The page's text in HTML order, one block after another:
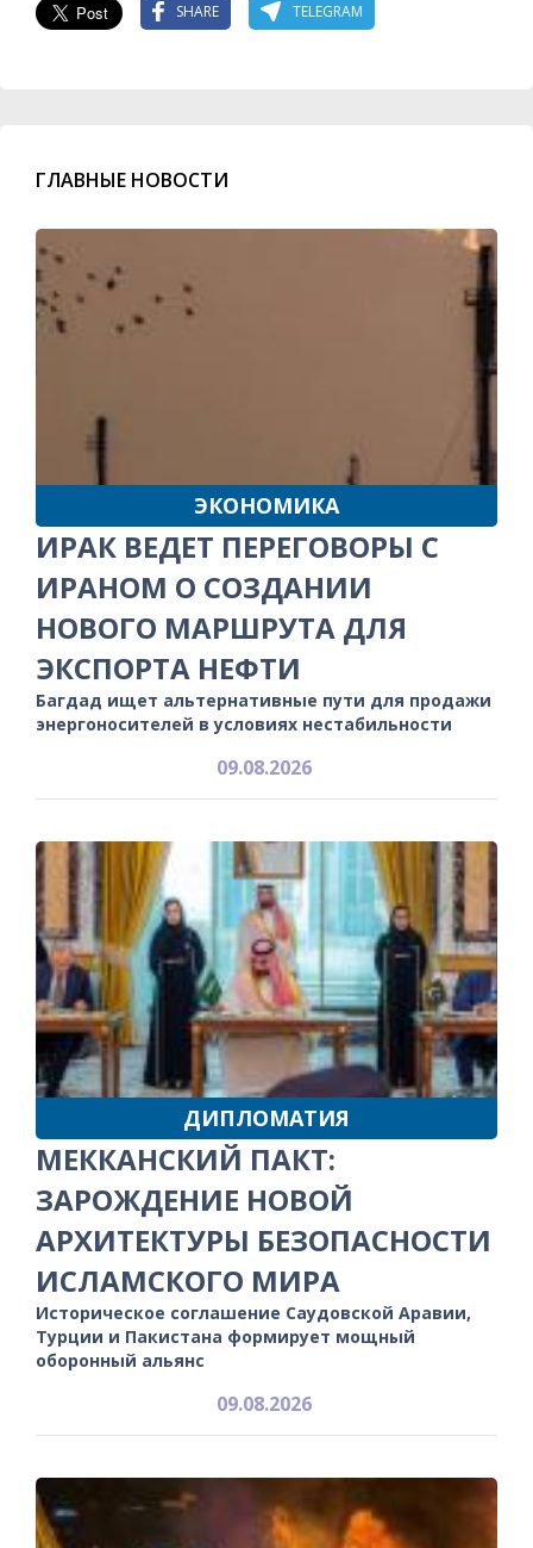
SHARE TELEGRAM
ГЛАВНЫЕ НОВОСТИ
ЭКОНОМИКА
ИРАК ВЕДЕТ ПЕРЕГОВОРЫ С
ИРАНОМ О СОЗДАНИИ
НОВОГО МАРШРУТА ДЛЯ
ЭКСПОРТА НЕФТИ
Багдад ищет альтернативные пути для продажи
энергоносителей в условиях нестабильности
09.08.2026
ДИПЛОМАТИЯ
МЕККАНСКИЙ ПАКТ:
ЗАРОЖДЕНИЕ НОВОЙ
АРХИТЕКТУРЫ БЕЗОПАСНОСТИ
ИСЛАМСКОГО МИРА
Историческое соглашение Саудовской Аравии,
Турции и Пакистана формирует мощный
оборонный альянс
09.08.2026